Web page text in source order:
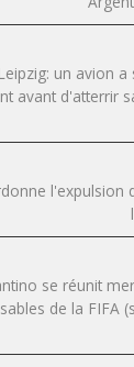
un avion
avant d'atterrir
l'expulsion
se réunit
de la FIFA